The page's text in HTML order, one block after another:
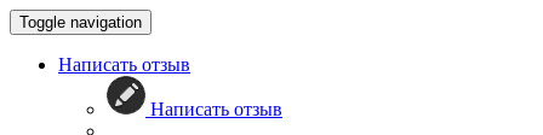
Toggle navigation
Написать отзыв
Написать отзыв